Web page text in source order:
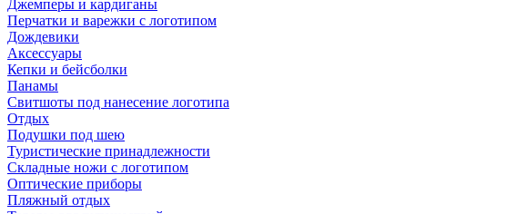
Джемперы и кардиганы
Перчатки и варежки с логотипом
Дождевики
Аксессуары
Кепки и бейсболки
Панамы
Свитшоты под нанесение логотипа
Отдых
Подушки под шею
Туристические принадлежности
Складные ножи с логотипом
Оптические приборы
Пляжный отдых